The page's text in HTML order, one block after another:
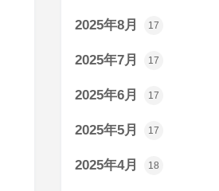
2025年8月 17
2025年7月 17
2025年6月 17
2025年5月 17
2025年4月 18